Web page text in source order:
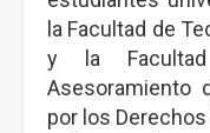
la Facultad de
y la
Asesoramiento
por los Derechos